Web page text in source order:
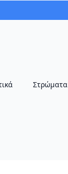
Στρώματα